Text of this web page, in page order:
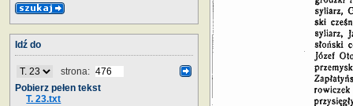
Idź do
strona:
Pobierz pełen tekst
T. 23.txt